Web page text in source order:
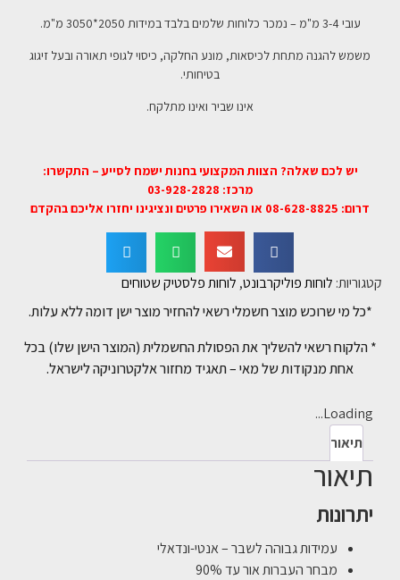
עובי 3-4 מ"מ – נמכר כלוחות שלמים בלבד במידות 2050*3050 מ"מ.
משמש להגנה מתחת לכיסאות, מונע החלקה, כיסוי לגופי תאורה ובעל זיגוג
בטיחותי.
אינו שביר ואינו מתלקח.
יש לכם שאלה? הצוות המקצועי בחנות ישמח לסייע – התקשרו:
מרכז: 03-928-2828
דרום: 08-628-8825 או השאירו פרטים ונציגינו יחזרו אליכם בהקדם
קטגוריות: לוחות פוליקרבונט, לוחות פלסטיק שטוחים
*כל מי שרוכש מוצר חשמלי רשאי להחזיר מוצר ישן דומה ללא עלות.
* הלקוח רשאי להשליך את הפסולת החשמלית (המוצר הישן שלו) בכל
אחת מנקודות של מאי – תאגיד מחזור אלקטרוניקה לישראל.
Loading...
תיאור
תיאור
יתרונות
עמידות גבוהה לשבר – אנטי-ונדאלי
מבחר העברות אור עד 90%